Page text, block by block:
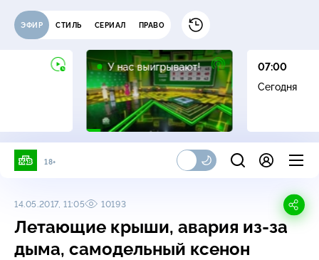
ЭФИР СТИЛЬ СЕРИАЛ ПРАВО
У нас выигрывают!
12+
07:00
Сегодня
18+
14.05.2017, 11:05 10193
Летающие крыши, авария из-за
дыма, самодельный ксенон